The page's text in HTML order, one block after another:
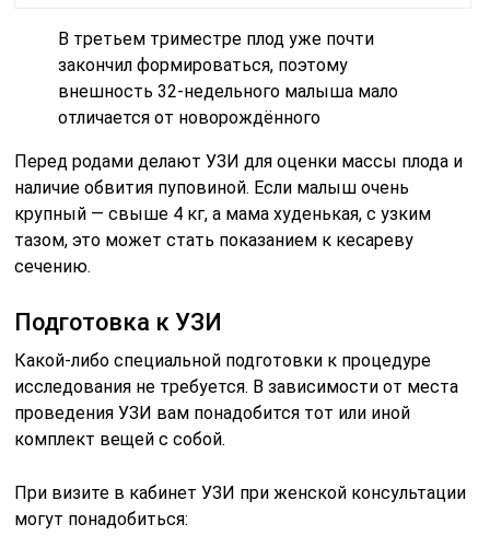
В третьем триместре плод уже почти
закончил формироваться, поэтому
внешность 32-недельного малыша мало
отличается от новорождённого
Перед родами делают УЗИ для оценки массы плода и
наличие обвития пуповиной. Если малыш очень
крупный — свыше 4 кг, а мама худенькая, с узким
тазом, это может стать показанием к кесареву
сечению.
Подготовка к УЗИ
Какой-либо специальной подготовки к процедуре
исследования не требуется. В зависимости от места
проведения УЗИ вам понадобится тот или иной
комплект вещей с собой.
При визите в кабинет УЗИ при женской консультации
могут понадобиться: